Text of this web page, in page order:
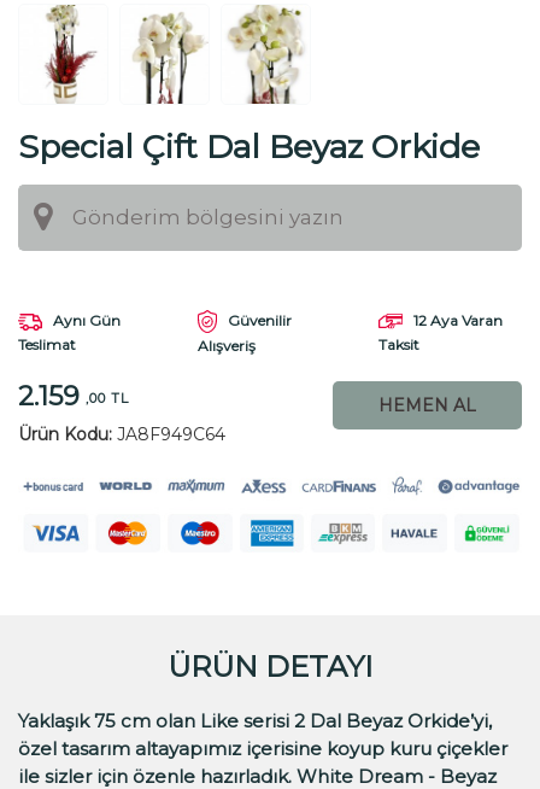
Special Çift Dal Beyaz Orkide
Aynı Gün
Teslimat
Güvenilir
Alışveriş
12 Aya Varan
Taksit
2.159 ,00 TL
Ürün Kodu: JA8F949C64
HEMEN AL
ÜRÜN DETAYI
Yaklaşık 75 cm olan Like serisi 2 Dal Beyaz Orkide’yi,
özel tasarım altayapımız içerisine koyup kuru çiçekler
ile sizler için özenle hazırladık. White Dream - Beyaz